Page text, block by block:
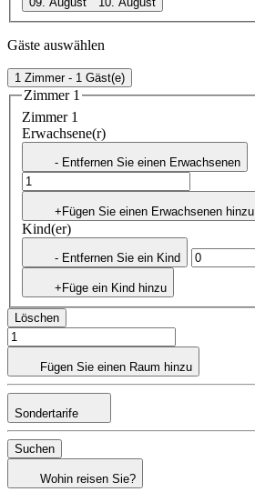
Gäste auswählen
1 Zimmer - 1 Gäst(e)
Zimmer 1
Zimmer 1
Erwachsene(r)
- Entfernen Sie einen Erwachsenen
+Fügen Sie einen Erwachsenen hinzu
Kind(er)
- Entfernen Sie ein Kind
+Füge ein Kind hinzu
Löschen
Fügen Sie einen Raum hinzu
Sondertarife
Suchen
Wohin reisen Sie?